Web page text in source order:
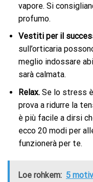
vapore. Si
profumo.
Vestiti per il
sull’orticaria
meglio indossare
sarà calmata.
Relax. Se lo stress
prova a ridurre la
è più facile a dirsi
ecco 20 modi per
funzionerà per te.
Loe rohkem: 5